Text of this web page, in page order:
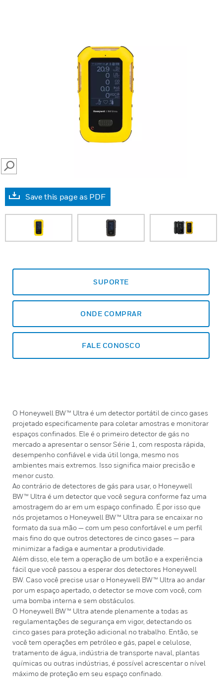
SEARCH
Save this page as PDF
SUPORTE
ONDE COMPRAR
FALE CONOSCO
O Honeywell BW™ Ultra é um detector portátil de cinco gases
projetado especificamente para coletar amostras e monitorar
espaços confinados. Ele é o primeiro detector de gás no
mercado a apresentar o sensor Série 1, com resposta rápida,
desempenho confiável e vida útil longa, mesmo nos
ambientes mais extremos. Isso significa maior precisão e
menor custo.
Ao contrário de detectores de gás para usar, o Honeywell
BW™ Ultra é um detector que você segura conforme faz uma
amostragem do ar em um espaço confinado. É por isso que
nós projetamos o Honeywell BW™ Ultra para se encaixar no
formato da sua mão — com um peso confortável e um perfil
mais fino do que outros detectores de cinco gases — para
minimizar a fadiga e aumentar a produtividade.
Além disso, ele tem a operação de um botão e a experiência
fácil que você passou a esperar dos detectores Honeywell
BW. Caso você precise usar o Honeywell BW™ Ultra ao andar
por um espaço apertado, o detector se move com você, com
uma bomba interna e sem obstáculos.
O Honeywell BW™ Ultra atende plenamente a todas as
regulamentações de segurança em vigor, detectando os
cinco gases para proteção adicional no trabalho. Então, se
você tem operações em petróleo e gás, papel e celulose,
tratamento de água, indústria de transporte naval, plantas
químicas ou outras indústrias, é possível acrescentar o nível
máximo de proteção em seu espaço confinado.